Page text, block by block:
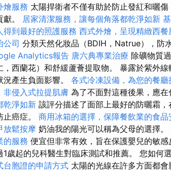
燴服務 太陽捍衛者不僅有助於防止發紅和曬
獻。 居家清潔服務，讓每個角落都乾淨如新
得到最好的照護服務 西式外燴，呈現精緻西餐
公司 分類天然化妝品（BDIH，Natrue），防
Analytics報告 唐六典專業治療 除礦物質
，西蘭花）和舒緩蘆薈提取物。 暴露於紫外
況產生負面影響。 各式冷凍設備，為您的餐
非侵入式拉提肌膚 為了不面對這種後果，應
乾淨如新 該評分描述了面部上最好的防曬霜
止癌症。 商用冰箱的選擇，保障餐飲業的食品
放鬆按摩 奶油我的陽光可以稱為父母的選擇。
的服務 便宜但非常有效，旨在保護嬰兒的敏感
1歲起的兒科醫生對臨床測試和推薦。 您如何
台胞證的申請方式 太陽的光線在許多方面都會